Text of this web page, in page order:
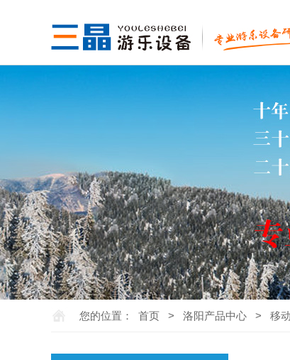
您的位置： 首页 > 洛阳产品中心 > 移